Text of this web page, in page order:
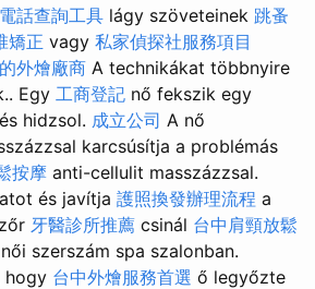
電話查詢工具 lágy szöveteinek 跳蚤
矯正 vagy 私家偵探社服務項目
外燴廠商 A technikákat többnyire
Egy 工商登記 nő fekszik egy
hidzsol. 成立公司 A nő
karcsúsítja a problémás
按摩 anti-cellulit masszázzsal.
és javítja 護照換發辦理流程 a
牙醫診所推薦 csinál 台中肩頸放鬆
szerszám spa szalonban.
hogy 台中外燴服務首選 ő legyőzte